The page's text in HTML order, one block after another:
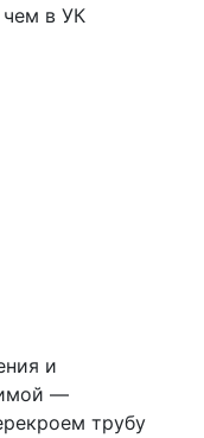
в УК
и
—
трубу